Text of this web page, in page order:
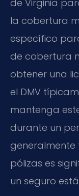
de Virginia
la cobertura
específico
de cobertura
obtener una
el DMV
mantenga
durante un
generalmente
pólizas es
un seguro